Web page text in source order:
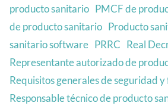
producto sanitario PMCF de
de producto sanitario Producto
sanitario software PRRC Real
Representante autorizado de
Requisitos generales de seguridad
Responsable técnico de producto